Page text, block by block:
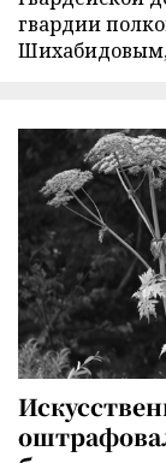
гвардии